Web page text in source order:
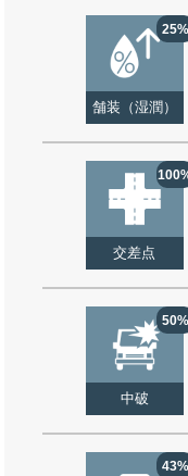
25%
舗装（湿潤）
交差点
50%
中破
43%